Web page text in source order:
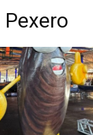
Pexero